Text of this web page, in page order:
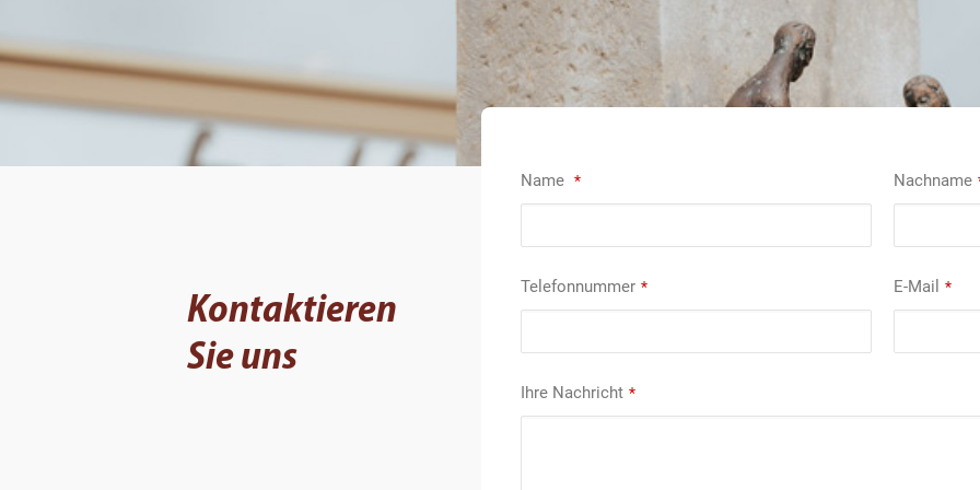
Kontaktieren
Sie uns
Name * Nachname
Telefonnummer * E-Mail *
Ihre Nachricht *